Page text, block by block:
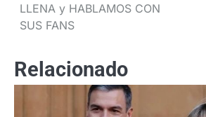
entradas
LLENA y HABLAMOS CON
SUS FANS
Relacionado